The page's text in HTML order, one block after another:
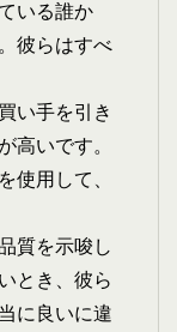
いる誰か
彼らはすべ
い手を引き
いです。
を使用して、
質を示唆し
とき、彼ら
に良いに違